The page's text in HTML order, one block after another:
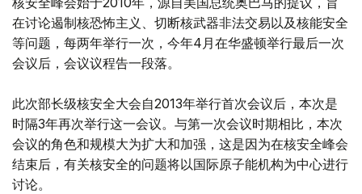
在讨论遏制核恐怖主义、切断核武器非法交易以及核能安全
等问题，每两年举行一次，今年4月在华盛顿举行最后一次
会议后，会议议程告一段落。
此次部长级核安全大会自2013年举行首次会议后，本次是
时隔3年再次举行这一会议。与第一次会议时期相比，本次
会议的角色和规模大为扩大和加强，这是因为在核安全峰会
结束后，有关核安全的问题将以国际原子能机构为中心进行
讨论。